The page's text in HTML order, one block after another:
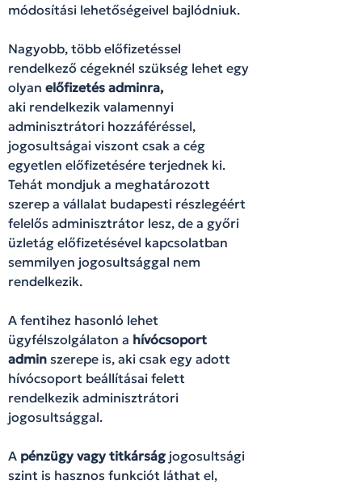
módosítási lehetőségeivel bajlódniuk.
Nagyobb, több előfizetéssel
rendelkező cégeknél szükség lehet egy
olyan előfizetés adminra,
aki rendelkezik valamennyi
adminisztrátori hozzáféréssel,
jogosultságai viszont csak a cég
egyetlen előfizetésére terjednek ki.
Tehát mondjuk a meghatározott
szerep a vállalat budapesti részlegéért
felelős adminisztrátor lesz, de a győri
üzletág előfizetésével kapcsolatban
semmilyen jogosultsággal nem
rendelkezik.
A fentihez hasonló lehet
ügyfélszolgálaton a hívócsoport
admin szerepe is, aki csak egy adott
hívócsoport beállításai felett
rendelkezik adminisztrátori
jogosultsággal.
A pénzügy vagy titkárság jogosultsági
szint is hasznos funkciót láthat el,